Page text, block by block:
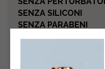
SENZA SILICONI
SENZA PARABENI
SENZA COLORANTI